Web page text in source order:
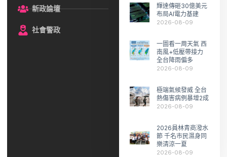
新政論壇
社會警政
輝達傳砸30億美元
布局AI電力基建
2026-08-09
一圖看一周天氣 西
南風+低壓帶接力
全台降雨偏多
2026-08-09
極端氣候發威 全台
熱傷害病例暴增2成
2026-08-09
2026員林青商潑水
節 千名市民濕身同
樂清涼一夏
2026-08-09